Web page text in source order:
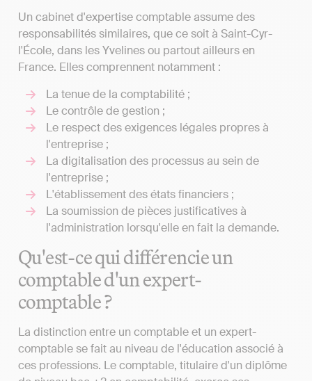
Un cabinet d'expertise comptable assume des
responsabilités similaires, que ce soit à Saint-Cyr-
l'École, dans les Yvelines ou partout ailleurs en
France. Elles comprennent notamment :
La tenue de la comptabilité ;
Le contrôle de gestion ;
Le respect des exigences légales propres à
l'entreprise ;
La digitalisation des processus au sein de
l'entreprise ;
L'établissement des états financiers ;
La soumission de pièces justificatives à
l'administration lorsqu'elle en fait la demande.
Qu'est-ce qui différencie un
comptable d'un expert-
comptable ?
La distinction entre un comptable et un expert-
comptable se fait au niveau de l'éducation associé à
ces professions. Le comptable, titulaire d'un diplôme